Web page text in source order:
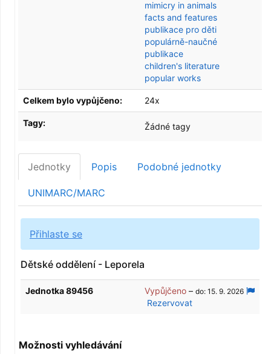
mimicry in animals
facts and features
publikace pro děti
populárně-naučné
publikace
children's literature
popular works
Celkem bylo vypůjčeno: 24x
Tagy: Žádné tagy
Jednotky Popis Podobné jednotky
UNIMARC/MARC
Přihlaste se
Dětské oddělení - Leporela
Jednotka 89456 Vypůjčeno – do: 15. 9. 2026
Rezervovat
Možnosti vyhledávání